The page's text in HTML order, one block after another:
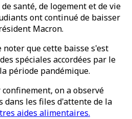
santé, de logement et de vie
ont continué de baisser
Macron.
que cette baisse s'est
spéciales accordées par le
période pandémique.
on a observé
dans les files d'attente de la
aides alimentaires.